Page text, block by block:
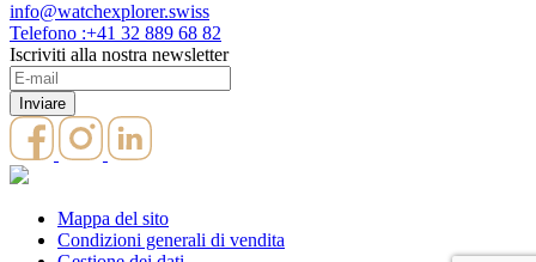
info@watchexplorer.swiss
Telefono :+41 32 889 68 82
Iscriviti alla nostra newsletter
Mappa del sito
Condizioni generali di vendita